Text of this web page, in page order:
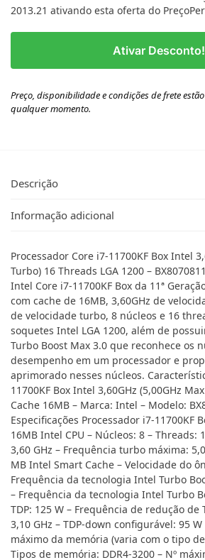
2013.21 ativando esta oferta do
Ativar Desconto!
Preço, disponibilidade e condições de frete
qualquer momento.
Descrição
Informação adicional
Processador Core i7-11700KF Box Intel
Turbo) 16 Threads LGA 1200 –
Intel Core i7-11700KF Box da 11ª
com cache de 16MB, 3,60GHz de
de velocidade turbo, 8 núcleos e 16
soquetes Intel LGA 1200, além de
Turbo Boost Max 3.0 que reconhece os
desempenho em um processador e
aprimorado nesses núcleos.
11700KF Box Intel 3,60GHz (5,00GHz
Cache 16MB – Marca: Intel – Modelo:
Especificações Processador i7-11700KF
16MB Intel CPU – Núcleos: 8 – Threads:
3,60 GHz – Frequência turbo máxima:
MB Intel Smart Cache – Velocidade do
Frequência da tecnologia Intel Turbo
– Frequência da tecnologia Intel Turbo
TDP: 125 W – Frequência de redução de
3,10 GHz – TDP-down configurável: 95
máximo da memória (varia com o tipo
Tipos de memória: DDR4-3200 – Nº